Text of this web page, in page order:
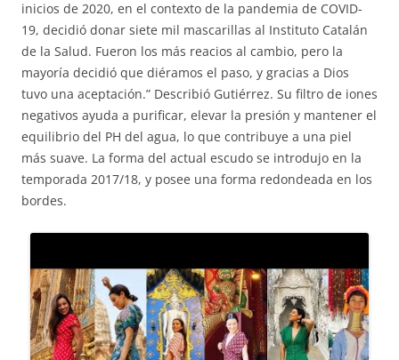
inicios de 2020, en el contexto de la pandemia de COVID-
19, decidió donar siete mil mascarillas al Instituto Catalán
de la Salud. Fueron los más reacios al cambio, pero la
mayoría decidió que diéramos el paso, y gracias a Dios
tuvo una aceptación.” Describió Gutiérrez. Su filtro de iones
negativos ayuda a purificar, elevar la presión y mantener el
equilibrio del PH del agua, lo que contribuye a una piel
más suave. La forma del actual escudo se introdujo en la
temporada 2017/18, y posee una forma redondeada en los
bordes.